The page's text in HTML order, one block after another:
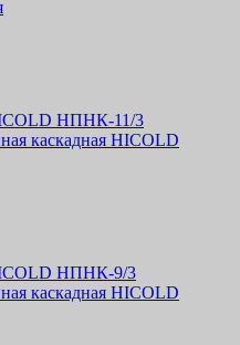
каскадная HICOLD
каскадная HICOLD